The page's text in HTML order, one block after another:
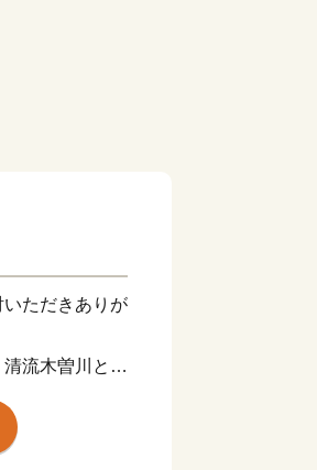
ただきありが
流木曽川と東
」「自然」
守ってきたこ
支援に力を入